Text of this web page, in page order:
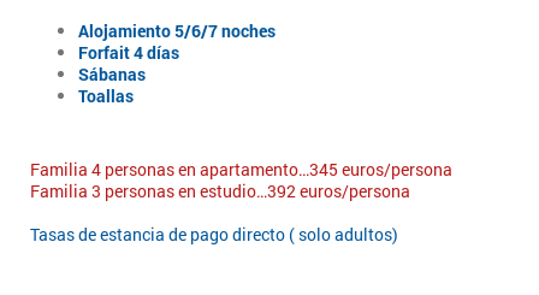
Alojamiento 5/6/7 noches
Forfait 4 días
Sábanas
Toallas
Familia 4 personas en apartamento…345 euros/persona
Familia 3 personas en estudio…392 euros/persona
Tasas de estancia de pago directo ( solo adultos)